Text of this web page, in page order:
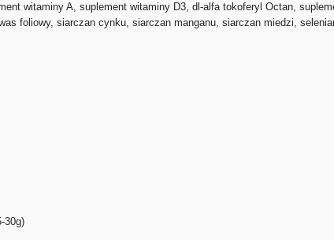
witaminy A, suplement witaminy D3, dl-alfa tokoferyl Octan,
foliowy, siarczan cynku, siarczan manganu, siarczan miedzi,
30g)